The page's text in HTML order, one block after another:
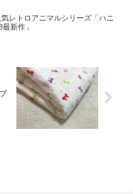
レトロアニマルシリーズ「ハニ
新作」